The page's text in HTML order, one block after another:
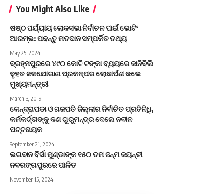
You Might Also Like
ଷଷ୍ଠ ପର୍ଯ୍ୟାୟ ଲୋକସଭା ନିର୍ବାଚନ ପାଇଁ ଭୋଟିଂ
ଆରମ୍ଭ: ପଢନ୍ତୁ ମତଦାନ ସମ୍ପର୍କିତ ତଥ୍ୟ
May 25, 2024
ବ୍ରହ୍ମପୁରରେ ୪୯୦ କୋଟି ଟଙ୍କା ବ୍ୟୟରେ ଜାନିବିଲି
ବୃହତ ଜଳଯୋଗାଣ ପ୍ରକଳ୍ପର ଲୋକାର୍ପଣ କଲେ
ମୁଖ୍ୟମନ୍ତ୍ରୀ
March 3, 2019
କେନ୍ଦ୍ରାପଡା ଓ ଗଜପତି ଜିଲ୍ଲାର ନିର୍ବାଚିତ ପ୍ରତିନିଧି,
କର୍ମକର୍ତ୍ତାଙ୍କୁ କଣ ଗୁରୁମନ୍ତ୍ର ଦେଲେ ନବୀନ
ପଟ୍ଟନାୟକ
September 21, 2024
ଭଗବାନ ବିର୍ସା ମୁଣ୍ଡାଙ୍କ ୧୫୦ ତମ ଜନ୍ମ ଜୟନ୍ତୀ
ନବରଙ୍ଗପୁରରେ ପାଳିତ
November 15, 2024